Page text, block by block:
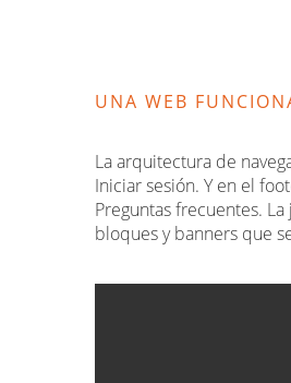
UNA WEB
La arquitectura de
Iniciar sesión. Y en el
Preguntas frecuentes.
bloques y banners que